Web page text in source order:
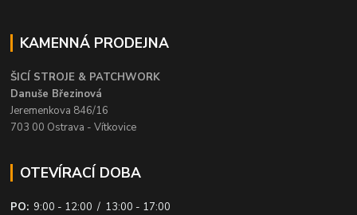
KAMENNÁ PRODEJNA
ŠICÍ STROJE & PATCHWORK
Danuše Březinová
Jeremenkova 846/16
703 00 Ostrava - Vítkovice
OTEVÍRACÍ DOBA
PO: 9:00 - 12:00 / 13:00 - 17:00